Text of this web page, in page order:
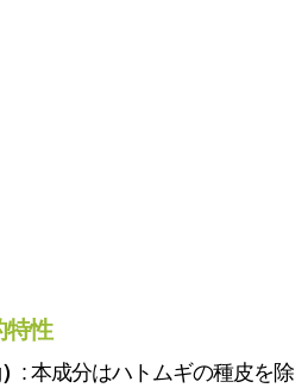
特性
: 本成分はハトムギの種皮を除